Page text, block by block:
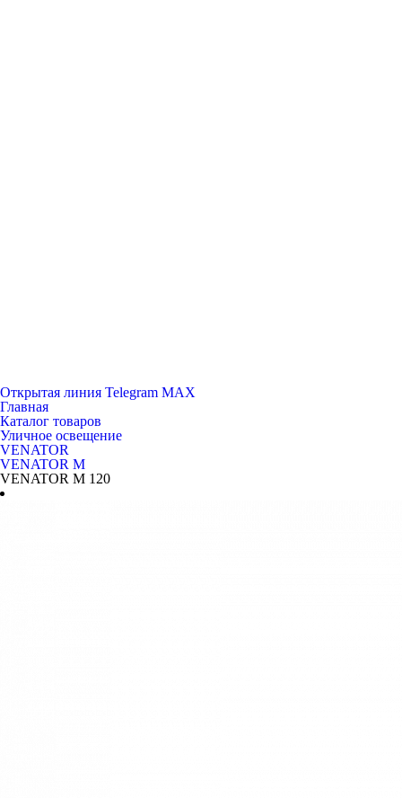
Открытая линия Telegram MAX
Главная
Каталог товаров
Уличное освещение
VENATOR
VENATOR M
VENATOR M 120